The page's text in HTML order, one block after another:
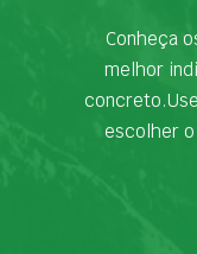
Conheça
melhor
escolher